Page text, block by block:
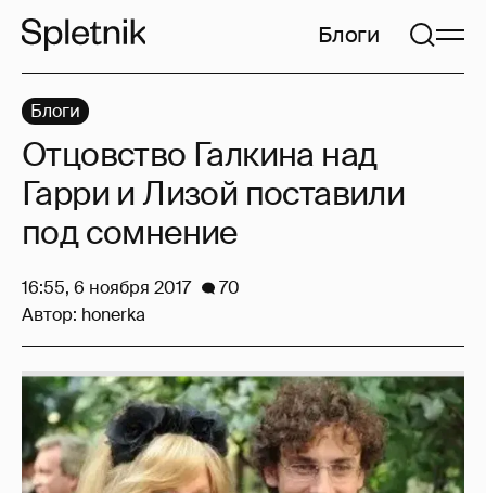
Блоги
Блоги
Отцовство Галкина над
Гарри и Лизой поставили
под сомнение
16:55, 6 ноября 2017
70
Автор: honerka